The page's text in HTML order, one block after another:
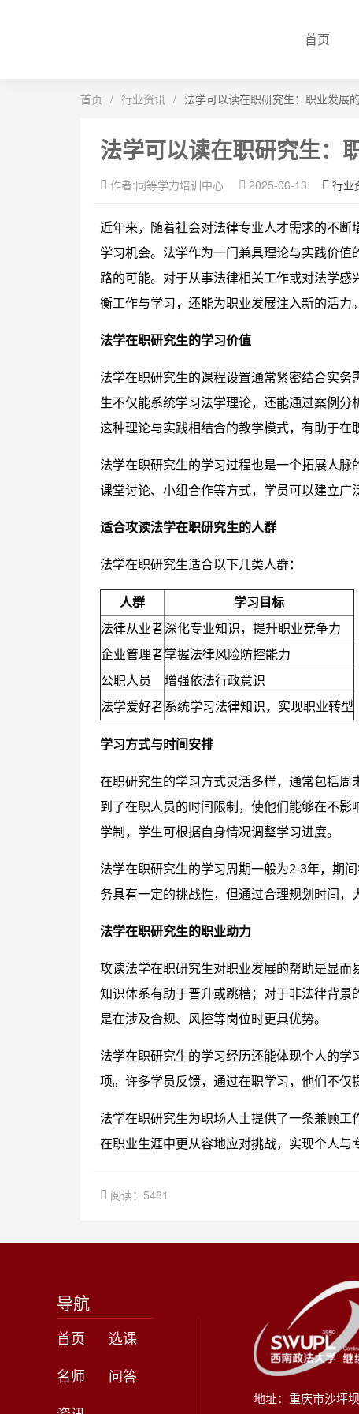
首页
首页 / 行业资讯 / 法学可以读在职研究生：职业发展
法学可以读在职研究生：
作者:同等学力培训中心 2025-06-13 行业
近年来，随着社会对法律专业人才需求的不
学习机会。法学作为一门兼具理论与实践价
路的可能。对于从事法律相关工作或对法学
衡工作与学习，还能为职业发展注入新的活力。
法学在职研究生的学习价值
法学在职研究生的课程设置通常紧密结合实
生不仅能系统学习法学理论，还能通过案例分
这种理论与实践相结合的教学模式，有助于在
法学在职研究生的学习过程也是一个拓展人
课堂讨论、小组合作等方式，学员可以建立广
适合攻读法学在职研究生的人群
法学在职研究生适合以下几类人群：
人群
学习目标
法律从业者深化专业知识，提升职业竞争力
企业管理者掌握法律风险防控能力
公职人员
增强依法行政意识
法学爱好者系统学习法律知识，实现职业转型
学习方式与时间安排
在职研究生的学习方式灵活多样，通常包括
到了在职人员的时间限制，使他们能够在不
学制，学生可根据自身情况调整学习进度。
法学在职研究生的学习周期一般为2-3年，期
务具有一定的挑战性，但通过合理规划时间，
法学在职研究生的职业助力
攻读法学在职研究生对职业发展的帮助是显
知识体系有助于晋升或跳槽；对于非法律背
是在涉及合规、风控等岗位时更具优势。
法学在职研究生的学习经历还能体现个人的
项。许多学员反馈，通过在职学习，他们不仅
法学在职研究生为职场人士提供了一条兼顾
在职业生涯中更从容地应对挑战，实现个人与
阅读：5481
导航
首页
选课
名师
问答
地址：重庆市沙坪